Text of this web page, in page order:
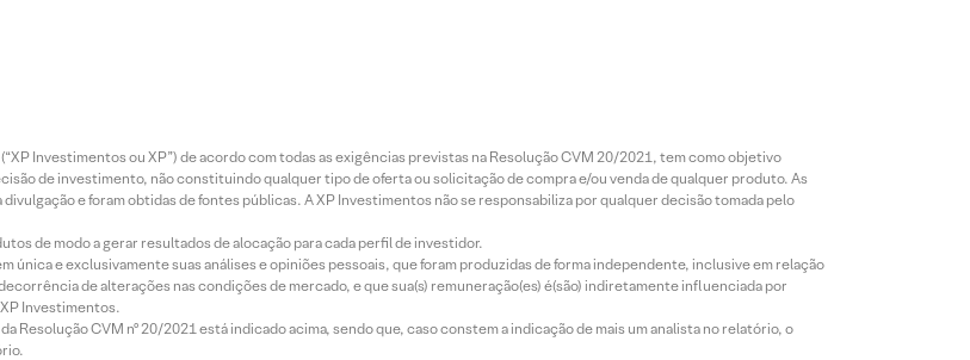
Investimentos ou XP”) de acordo com todas as exigências previstas na Resolução CVM 20/2021, tem como objetivo
de investimento, não constituindo qualquer tipo de oferta ou solicitação de compra e/ou venda de qualquer produto. As
e foram obtidas de fontes públicas. A XP Investimentos não se responsabiliza por qualquer decisão tomada pelo
de modo a gerar resultados de alocação para cada perfil de investidor.
única e exclusivamente suas análises e opiniões pessoais, que foram produzidas de forma independente, inclusive em relação
de alterações nas condições de mercado, e que sua(s) remuneração(es) é(são) indiretamente influenciada por
Investimentos.
CVM nº 20/2021 está indicado acima, sendo que, caso constem a indicação de mais um analista no relatório, o